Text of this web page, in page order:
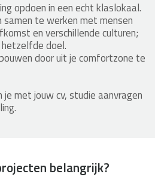
opdoen in een echt klaslokaal.
samen te werken met mensen
en verschillende culturen;
doel.
door uit je comfortzone te
met jouw cv, studie aanvragen
belangrijk?